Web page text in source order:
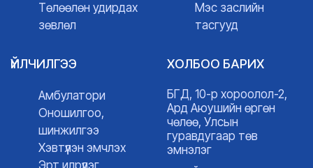
Төлөөлөн удирдах
зөвлөл
Мэс заслийн
тасгууд
ҮЙЛЧИЛГЭЭ
Амбулатори
Оношилгоо,
шинжилгээ
Хэвтүүлэн эмчлэх
Эрт илрүүлэг
ХОЛБОО БАРИХ
БГД, 10-р хороолол-2,
Ард Аюушийн өргөн
чөлөө, Улсын
гуравдугаар төв
эмнэлэг